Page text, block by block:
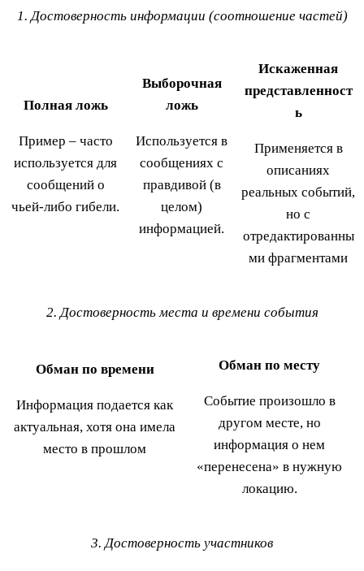
1. Достоверность информации (соотношение частей)
Полная ложь
Пример – часто
используется для
сообщений о
чьей-либо гибели.
Выборочная
ложь
Используется в
сообщениях с
правдивой (в
целом)
информацией.
Искаженная
представленност
ь
Применяется в
описаниях
реальных событий,
но с
отредактированны
ми фрагментами
2. Достоверность места и времени события
Обман по времени
Информация подается как
актуальная, хотя она имела
место в прошлом
Обман по месту
Событие произошло в
другом месте, но
информация о нем
«перенесена» в нужную
локацию.
3. Достоверность участников